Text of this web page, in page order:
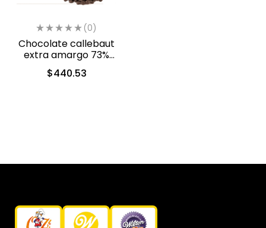
(0)
Chocolate callebaut
extra amargo 73%
cacao (40-804)
$440.53